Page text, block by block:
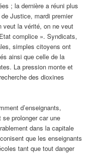
; la dernière a réuni plus
Justice, mardi premier
veut la vérité, on ne veut
complice ». Syndicats,
simples citoyens ont
ainsi que celle de la
La pression monte et
des dioxines
d’enseignants,
prolonger car une
dans la capitale
que les enseignants
tant que tout danger